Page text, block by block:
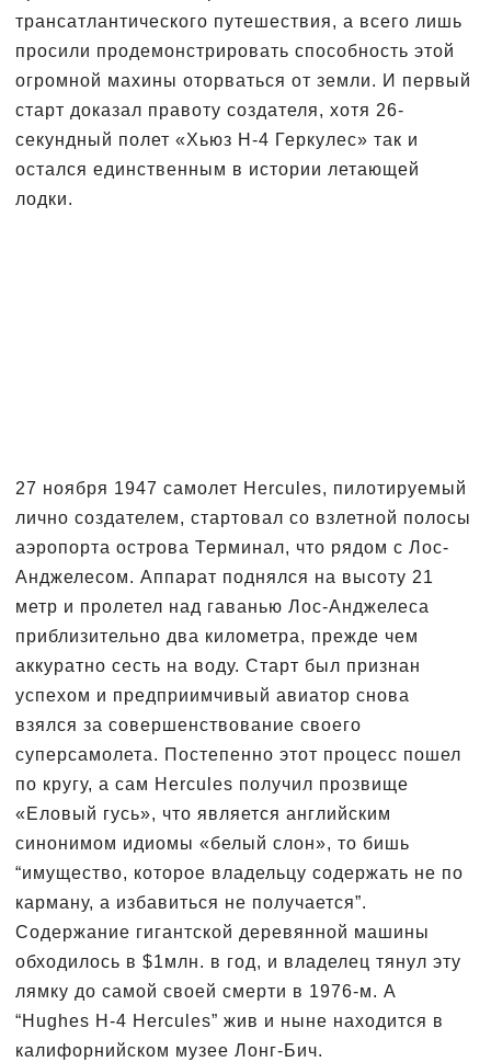
трансатлантического путешествия, а всего лишь
просили продемонстрировать способность этой
огромной махины оторваться от земли. И первый
старт доказал правоту создателя, хотя 26-
секундный полет «Хьюз Н-4 Геркулес» так и
остался единственным в истории летающей
лодки.
27 ноября 1947 самолет Hercules, пилотируемый
лично создателем, стартовал со взлетной полосы
аэропорта острова Терминал, что рядом с Лос-
Анджелесом. Аппарат поднялся на высоту 21
метр и пролетел над гаванью Лос-Анджелеса
приблизительно два километра, прежде чем
аккуратно сесть на воду. Старт был признан
успехом и предприимчивый авиатор снова
взялся за совершенствование своего
суперсамолета. Постепенно этот процесс пошел
по кругу, а сам Hercules получил прозвище
«Еловый гусь», что является английским
синонимом идиомы «белый слон», то бишь
“имущество, которое владельцу содержать не по
карману, а избавиться не получается”.
Содержание гигантской деревянной машины
обходилось в $1млн. в год, и владелец тянул эту
лямку до самой своей смерти в 1976-м. А
“Hughes H-4 Hercules” жив и ныне находится в
калифорнийском музее Лонг-Бич.